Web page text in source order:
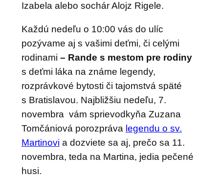
Izabela alebo sochár Alojz Rigele.
Každú nedeľu o 10:00 vás do ulíc
pozývame aj s vašimi deťmi, či celými
rodinami – Rande s mestom pre rodiny
s deťmi láka na známe legendy,
rozprávkové bytosti či tajomstvá späté
s Bratislavou. Najbližšiu nedeľu, 7.
novembra vám sprievodkyňa Zuzana
Tomčániová porozpráva legendu o sv.
Martinovi a dozviete sa aj, prečo sa 11.
novembra, teda na Martina, jedia pečené
husi.